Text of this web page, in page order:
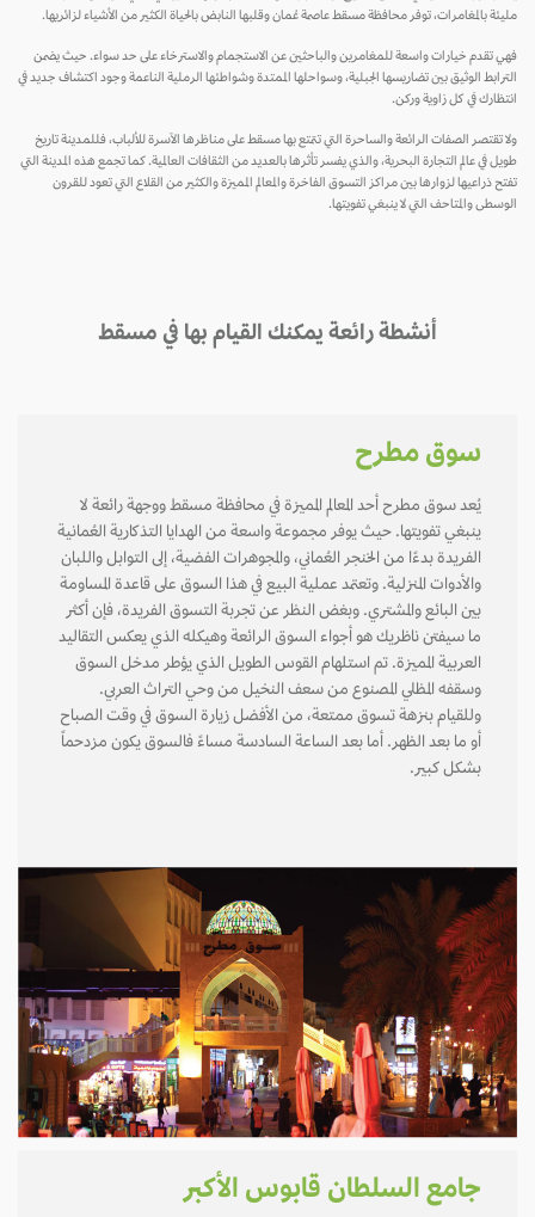
مليئة بالمغامرات، توفر محافظة مسقط عاصمة عُمان وقلبها النابض بالحياة الكثير من الأشياء لزائريها.
فهي تقدم خيارات واسعة للمغامرين والباحثين عن الاستجمام والاسترخاء على حد سواء. حيث يضمن
الترابط الوثيق بين تضاريسها الجبلية، وسواحلها الممتدة وشواطئها الرملية الناعمة وجود اكتشاف جديد في
انتظارك في كل زاوية وركن.
ولا تقتصر الصفات الرائعة والساحرة التي تتمتع بها مسقط على مناظرها الآسرة للألباب، فللمدينة تاريخ
طويل في عالم التجارة البحرية، والذي يفسر تأثرها بالعديد من الثقافات العالمية. كما تجمع هذه المدينة التي
تفتح ذراعيها لزوارها بين مراكز التسوق الفاخرة والمعالم المميزة والكثير من القلاع التي تعود للقرون
الوسطى والمتاحف التي لا ينبغي تفويتها.
أنشطة رائعة يمكنك القيام بها في مسقط
سوق مطرح
يُعد سوق مطرح أحد المعالم المميزة في محافظة مسقط ووجهة رائعة لا
ينبغي تفويتها. حيث يوفر مجموعة واسعة من الهدايا التذكارية العُمانية
الفريدة بدءًا من الخنجر العُماني، والمجوهرات الفضية، إلى التوابل واللبان
والأدوات المنزلية. وتعتمد عملية البيع في هذا السوق على قاعدة المساومة
بين البائع والمشتري. وبغض النظر عن تجربة التسوق الفريدة، فإن أكثر
ما سيفتن ناظريك هو أجواء السوق الرائعة وهيكله الذي يعكس التقاليد
العربية المميزة. تم استلهام القوس الطويل الذي يؤطر مدخل السوق
وسقفه المظلي المصنوع من سعف النخيل من وحي التراث العربي.
وللقيام بنزهة تسوق ممتعة، من الأفضل زيارة السوق في وقت الصباح
أو ما بعد الظهر. أما بعد الساعة السادسة مساءً فالسوق يكون مزدحماً
بشكل كبير.
جامع السلطان قابوس الأكبر